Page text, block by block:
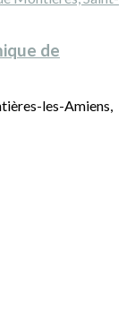
de
les-Amiens,